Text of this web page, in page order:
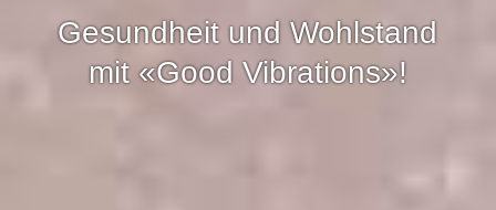
Gesundheit und Wohlstand
mit «Good Vibrations»!